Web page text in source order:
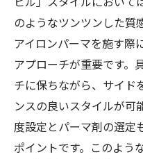
のようなツンツンした質
アイロンパーマを施す際
アプローチが重要です。
チに保ちながら、サイド
ンスの良いスタイルが可
度設定とパーマ剤の選定
ポイントです。このよう